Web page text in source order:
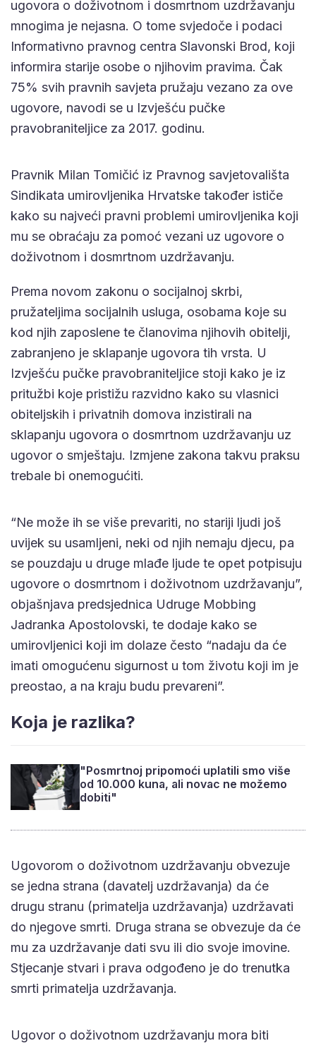
ugovora o doživotnom i dosmrtnom uzdržavanju
mnogima je nejasna. O tome svjedoče i podaci
Informativno pravnog centra Slavonski Brod, koji
informira starije osobe o njihovim pravima. Čak
75% svih pravnih savjeta pružaju vezano za ove
ugovore, navodi se u Izvješću pučke
pravobraniteljice za 2017. godinu.
Pravnik Milan Tomičić iz Pravnog savjetovališta
Sindikata umirovljenika Hrvatske također ističe
kako su najveći pravni problemi umirovljenika koji
mu se obraćaju za pomoć vezani uz ugovore o
doživotnom i dosmrtnom uzdržavanju.
Prema novom zakonu o socijalnoj skrbi,
pružateljima socijalnih usluga, osobama koje su
kod njih zaposlene te članovima njihovih obitelji,
zabranjeno je sklapanje ugovora tih vrsta. U
Izvješću pučke pravobraniteljice stoji kako je iz
pritužbi koje pristižu razvidno kako su vlasnici
obiteljskih i privatnih domova inzistirali na
sklapanju ugovora o dosmrtnom uzdržavanju uz
ugovor o smještaju. Izmjene zakona takvu praksu
trebale bi onemogućiti.
“Ne može ih se više prevariti, no stariji ljudi još
uvijek su usamljeni, neki od njih nemaju djecu, pa
se pouzdaju u druge mlađe ljude te opet potpisuju
ugovore o dosmrtnom i doživotnom uzdržavanju”,
objašnjava predsjednica Udruge Mobbing
Jadranka Apostolovski, te dodaje kako se
umirovljenici koji im dolaze često “nadaju da će
imati omogućenu sigurnost u tom životu koji im je
preostao, a na kraju budu prevareni”.
Koja je razlika?
"Posmrtnoj pripomoći uplatili smo više
od 10.000 kuna, ali novac ne možemo
dobiti"
Ugovorom o doživotnom uzdržavanju obvezuje
se jedna strana (davatelj uzdržavanja) da će
drugu stranu (primatelja uzdržavanja) uzdržavati
do njegove smrti. Druga strana se obvezuje da će
mu za uzdržavanje dati svu ili dio svoje imovine.
Stjecanje stvari i prava odgođeno je do trenutka
smrti primatelja uzdržavanja.
Ugovor o doživotnom uzdržavanju mora biti